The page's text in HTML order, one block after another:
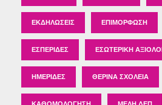
ΕΚΔΗΛΏΣΕΙΣ ΕΠΙΜΌΡΦΩΣΗ
ΕΣΠΕΡΊΔΕΣ ΕΣΩΤΕΡΙΚΉ
ΗΜΕΡΊΔΕΣ ΘΕΡΙΝΆ ΣΧΟΛΕΊΑ